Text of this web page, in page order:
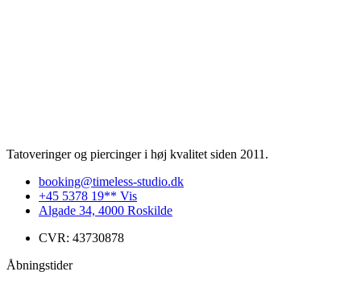
Tatoveringer og piercinger i høj kvalitet siden 2011.
booking@timeless-studio.dk
+45 5378 19** Vis
Algade 34, 4000 Roskilde
CVR: 43730878
Åbningstider